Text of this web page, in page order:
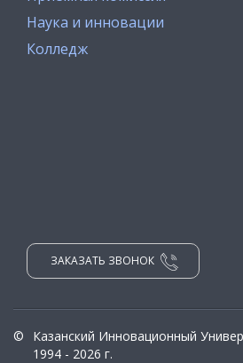
Наука и инновации
Колледж
ЗАКАЗАТЬ ЗВОНОК
©
Казанский Инновационный
1994 - 2026 г.